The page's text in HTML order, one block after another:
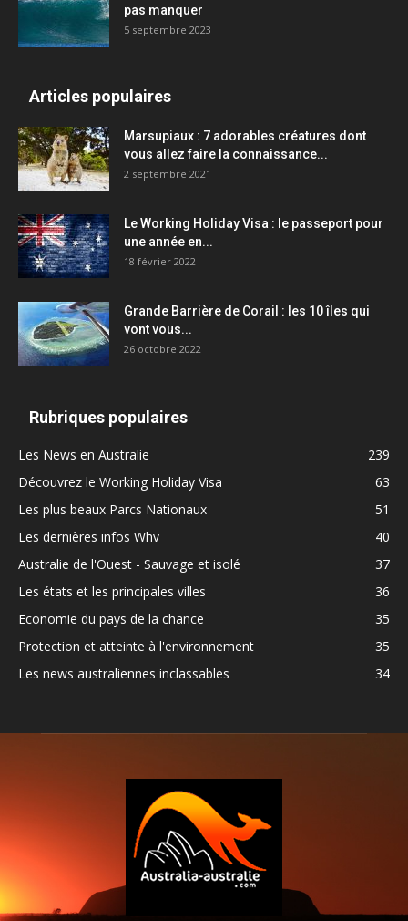
pas manquer
5 septembre 2023
Articles populaires
Marsupiaux : 7 adorables créatures dont
vous allez faire la connaissance...
2 septembre 2021
Le Working Holiday Visa : le passeport pour
une année en...
18 février 2022
Grande Barrière de Corail : les 10 îles qui
vont vous...
26 octobre 2022
Rubriques populaires
Les News en Australie
239
Découvrez le Working Holiday Visa
63
Les plus beaux Parcs Nationaux
51
Les dernières infos Whv
40
Australie de l'Ouest - Sauvage et isolé
37
Les états et les principales villes
36
Economie du pays de la chance
35
Protection et atteinte à l'environnement
35
Les news australiennes inclassables
34